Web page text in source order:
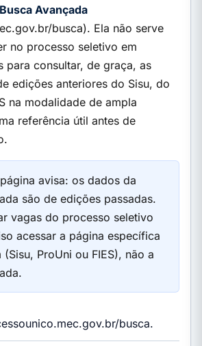
Busca Avançada
busca). Ela não serve
no processo seletivo em
para consultar, de graça, as
edições anteriores do Sisu, do
na modalidade de ampla
referência útil antes de
avisa: os dados da
são de edições passadas.
vagas do processo seletivo
acessar a página específica
ProUni ou FIES), não a
busca.